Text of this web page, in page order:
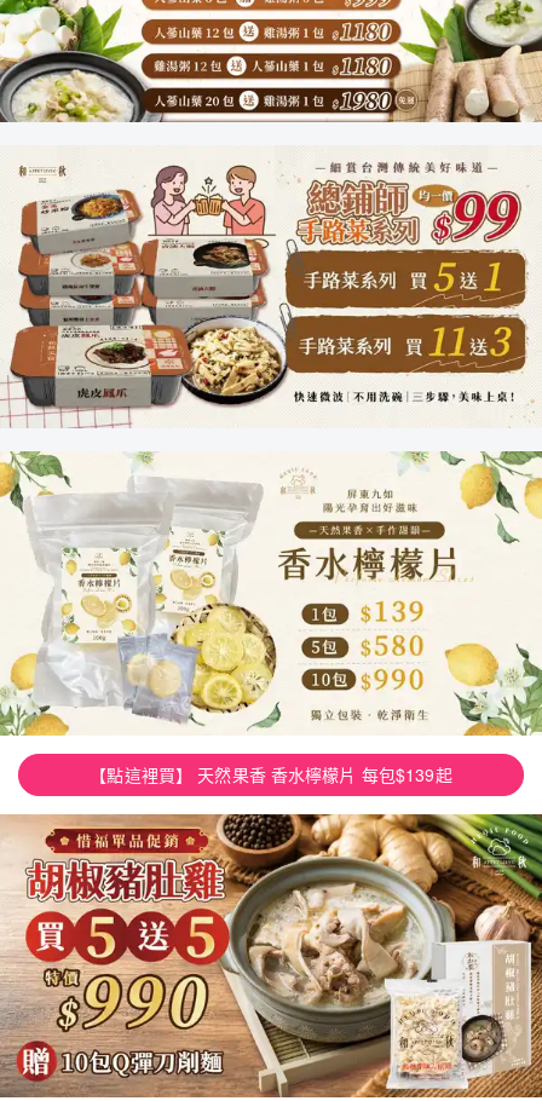
【點這裡買】 天然果香 香水檸檬片 每包$139起